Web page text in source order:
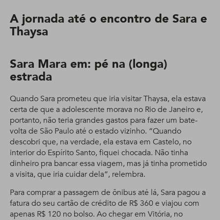
A jornada até o encontro de Sara e
Thaysa
Sara Mara em: pé na (longa)
estrada
Quando Sara prometeu que iria visitar Thaysa, ela estava
certa de que a adolescente morava no Rio de Janeiro e,
portanto, não teria grandes gastos para fazer um bate-
volta de São Paulo até o estado vizinho. “Quando
descobri que, na verdade, ela estava em Castelo, no
interior do Espírito Santo, fiquei chocada. Não tinha
dinheiro pra bancar essa viagem, mas já tinha prometido
a visita, que iria cuidar dela”, relembra.
Para comprar a passagem de ônibus até lá, Sara pagou a
fatura do seu cartão de crédito de R$ 360 e viajou com
apenas R$ 120 no bolso. Ao chegar em Vitória, no